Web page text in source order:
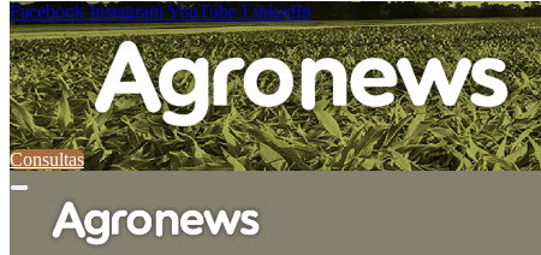
Facebook InstagramYouTube LinkedIn
Consultas